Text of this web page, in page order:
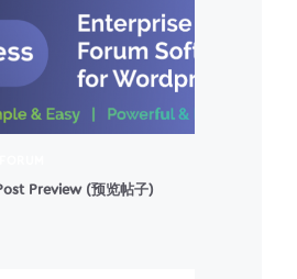
Preview (预览帖子)